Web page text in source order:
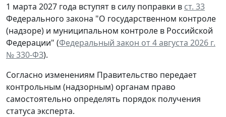
1 марта 2027 года вступят в силу поправки в ст. 33
Федерального закона "О государственном контроле
(надзоре) и муниципальном контроле в Российской
Федерации" (Федеральный закон от 4 августа 2026 г.
№ 330-ФЗ).
Согласно изменениям Правительство передает
контрольным (надзорным) органам право
самостоятельно определять порядок получения
статуса эксперта.